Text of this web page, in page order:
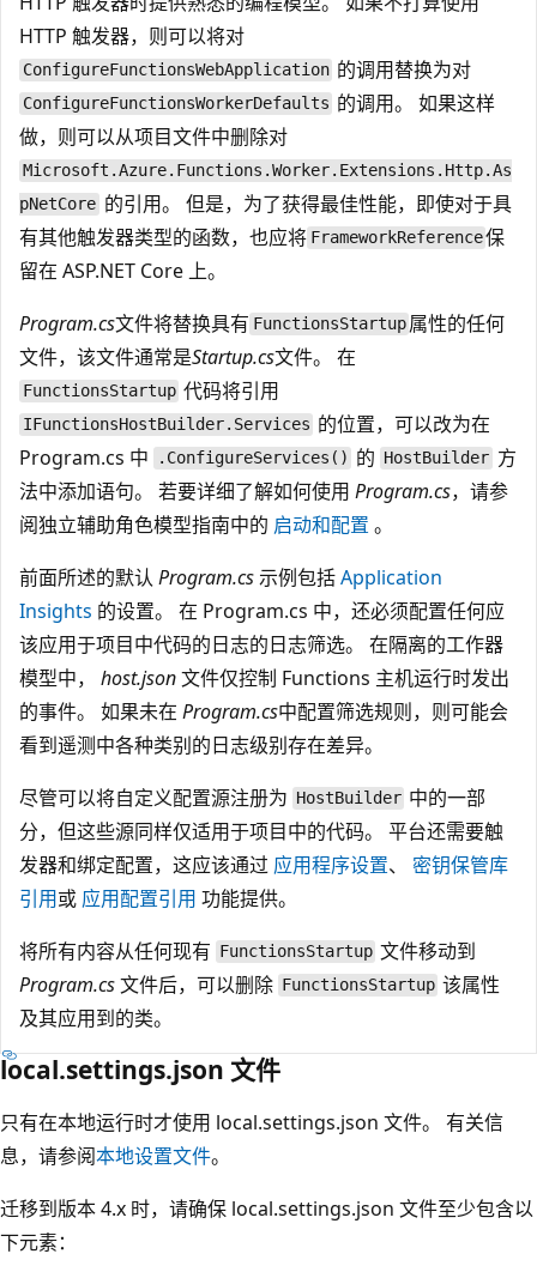
HTTP 触发器，则可以将对
ConfigureFunctionsWebApplication 的调用替换为对
ConfigureFunctionsWorkerDefaults 的调用。 如果这样
做，则可以从项目文件中删除对
Microsoft.Azure.Functions.Worker.Extensions.Http.As
pNetCore 的引用。 但是，为了获得最佳性能，即使对于具
有其他触发器类型的函数，也应将 FrameworkReference保
留在 ASP.NET Core 上。
Program.cs文件将替换具有 FunctionsStartup 属性的任何
文件，该文件通常是Startup.cs文件。 在
FunctionsStartup 代码将引用
IFunctionsHostBuilder.Services 的位置，可以改为在
Program.cs 中
.ConfigureServices() 的 HostBuilder 方
法中添加语句。 若要详细了解如何使用 Program.cs，请参
阅独立辅助角色模型指南中的 启动和配置 。
前面所述的默认 Program.cs示例包括Application
Insights 的设置。 在 Program.cs 中，还必须配置任何应
该应用于项目中代码的日志的日志筛选。 在隔离的工作器
模型中， host.json文件仅控制 Functions 主机运行时发出
的事件。 如果未在 Program.cs中配置筛选规则，则可能会
看到遥测中各种类别的日志级别存在差异。
尽管可以将自定义配置源注册为 HostBuilder 中的一部
分，但这些源同样仅适用于项目中的代码。 平台还需要触
发器和绑定配置，这应该通过 应用程序设置、 密钥保管库
引用或 应用配置引用 功能提供。
将所有内容从任何现有 FunctionsStartup 文件移动到
Program.cs文件后，可以删除 FunctionsStartup 该属性
及其应用到的类。
local.settings.json 文件
只有在本地运行时才使用 local.settings.json 文件。 有关信
息，请参阅本地设置文件。
迁移到版本 4.x 时，请确保 local.settings.json 文件至少包含以
下元素：